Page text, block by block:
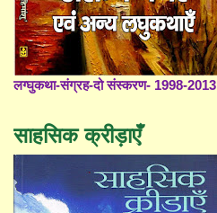
लग्घुकथा-संग्रह-दो संस्करण- 1998-2013
साहसिक क्रीड़ाएँ